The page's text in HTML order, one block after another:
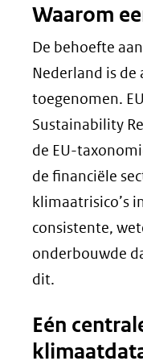
Waarom
De behoefte
Nederland is
toegenomen.
Sustainability
de EU-
de financiële
klimaatrisico’s
consistente,
onderbouwde
dit.
Eén